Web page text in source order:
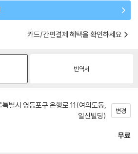
카드/간편결제 혜택을 확인하세요
번역서
특별시 영등포구 은행로 11(여의도동,
일신빌딩)
변경
무료